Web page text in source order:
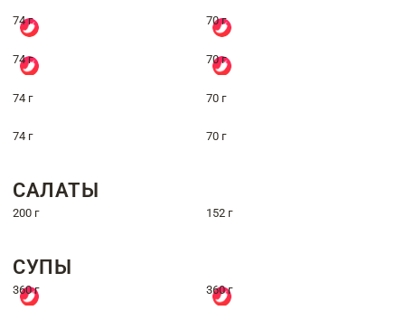
74 г 70 г
74 г 70 г
74 г 70 г
74 г 70 г
САЛАТЫ
200 г 152 г
СУПЫ
360 г 360 г